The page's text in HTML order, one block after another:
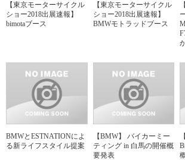
【東京モーターサイクル
ショー2018出展速報】
bimotaブース
【東京モーターサイクル
ショー2018出展速報】
BMWモトラッドブース
BMWとESTNATIONによ
る新ライフスタイル提案
【BMW】 バイカーミー
ティング in 白馬の開催概
要発表